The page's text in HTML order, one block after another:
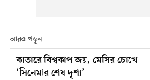
আরও পড়ুন
কাতারে বিশ্বকাপ জয়, মেসির চোখে
‘সিনেমার শেষ দৃশ্য’